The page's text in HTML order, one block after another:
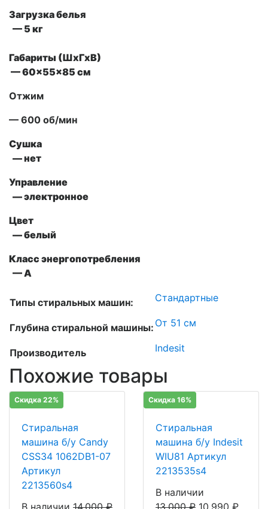
Загрузка белья
— 5 кг
Габариты (ШxГxВ)
— 60x55x85 см
Отжим
— 600 об/мин
Сушка
— нет
Управление
— электронное
Цвет
— белый
Класс энергопотребления
— A
Типы стиральных машин: Стандартные
Глубина стиральной машины: От 51 см
Производитель Indesit
Похожие товары
Скидка 22%
Стиральная
машина б/у Candy
CSS34 1062DB1-07
Артикул
2213560s4
Скидка 16%
Стиральная
машина б/у Indesit
WIU81 Артикул
2213535s4
В наличии